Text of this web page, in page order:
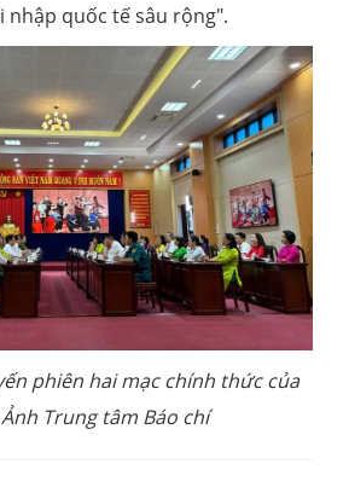
nhập quốc tế sâu rộng".
phiên hai mạc chính thức của
Trung tâm Báo chí